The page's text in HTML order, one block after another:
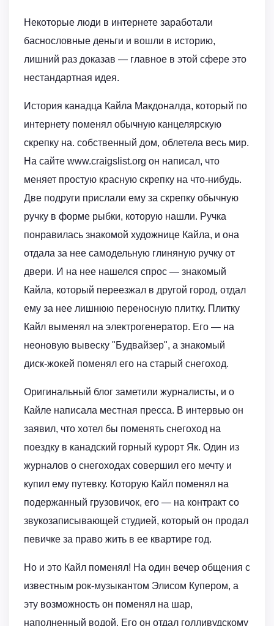
Некоторые люди в интернете заработали
баснословные деньги и вошли в историю,
лишний раз доказав — главное в этой сфере это
нестандартная идея.
История канадца Кайла Макдоналда, который по
интернету поменял обычную канцелярскую
скрепку на. собственный дом, облетела весь мир.
На сайте www.craigslist.org он написал, что
меняет простую красную скрепку на что-нибудь.
Две подруги прислали ему за скрепку обычную
ручку в форме рыбки, которую нашли. Ручка
понравилась знакомой художнице Кайла, и она
отдала за нее самодельную глиняную ручку от
двери. И на нее нашелся спрос — знакомый
Кайла, который переезжал в другой город, отдал
ему за нее лишнюю переносную плитку. Плитку
Кайл выменял на электрогенератор. Его — на
неоновую вывеску "Будвайзер", а знакомый
диск-жокей поменял его на старый снегоход.
Оригинальный блог заметили журналисты, и о
Кайле написала местная пресса. В интервью он
заявил, что хотел бы поменять снегоход на
поездку в канадский горный курорт Як. Один из
журналов о снегоходах совершил его мечту и
купил ему путевку. Которую Кайл поменял на
подержанный грузовичок, его — на контракт со
звукозаписывающей студией, который он продал
певичке за право жить в ее квартире год.
Но и это Кайл поменял! На один вечер общения с
известным рок-музыкантом Элисом Купером, а
эту возможность он поменял на шар,
наполненный водой. Его он отдал голливудскому